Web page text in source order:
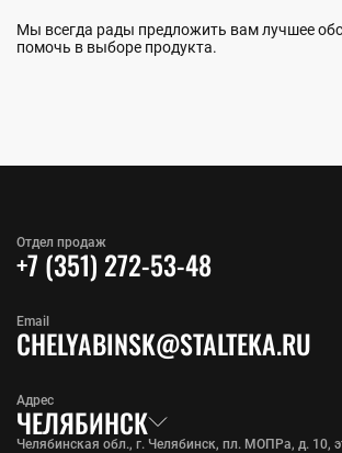
Мы всегда рады предложить вам лучшее
помочь в выборе продукта.
Отдел продаж
+7 (351) 272-53-48
Адрес
ЧЕЛЯБИНСК
Челябинская обл., г. Челябинск, пл. МОПРа, д. 10,
Email
CHELYABINSK@STALTEKA.RU